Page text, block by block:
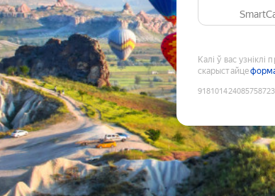
Калі ў вас узніклі
скарыстайце